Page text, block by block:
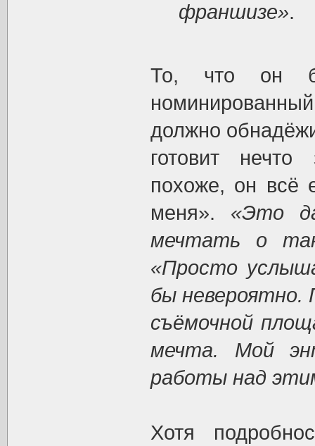
франшизе».
То, что он
должно
готовит
похоже, он всё
меня». «Это
мечтать о
«Просто
бы невероятно.
съёмочной
мечта. Мой
работы над
Хотя